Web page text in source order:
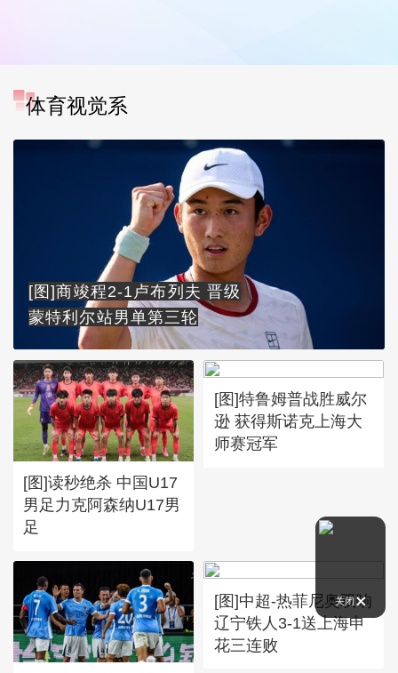
关闭
体育视觉系
[图]商竣程2-1卢布列夫 晋级
蒙特利尔站男单第三轮
[图]读秒绝杀 中国U17
男足力克阿森纳U17男
足
[图]特鲁姆普战胜威尔
逊 获得斯诺克上海大
师赛冠军
[图]中超-热菲尼奥双响
辽宁铁人3-1送上海申
花三连败